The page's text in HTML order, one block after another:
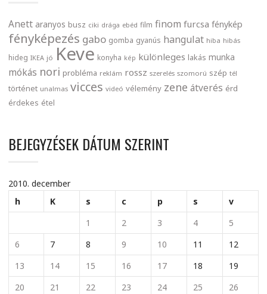
Anett aranyos busz ciki drága ebéd film finom furcsa fénykép
fényképezés gabo gomba gyanús hangulat hiba hibás
hideg IKEA jó Keve konyha kép különleges lakás munka
mókás nori probléma reklám rossz szerelés szomorú szép tél
történet unalmas vicces videó vélemény zene átverés érd
érdekes étel
BEJEGYZÉSEK DÁTUM SZERINT
2010. december
h
K s c p s
v
1
2 3 4
5
6
7 8 9 10 11
12
13
14 15 16 17 18
19
20
21 22 23 24 25
26